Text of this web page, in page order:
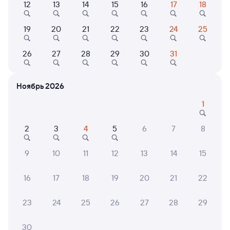
Найдём билет на поезд за вас
Даже если сейчас нет мест
Искать билеты
Путешественникам нравятся эти варианты
9,0
Гостиница Уют
3 ⁠119 ⁠₽
Экохуторок
11 ⁠901 ⁠₽
12 13 14 15 16 17 18
19 20 21 22 23 24 25
26 27 28 29 30 31
Ноябрь 2026
1
2 3 4 5 6 7 8
9 10 11 12 13 14 15
16 17 18 19 20 21 22
23 24 25 26 27 28 29
30